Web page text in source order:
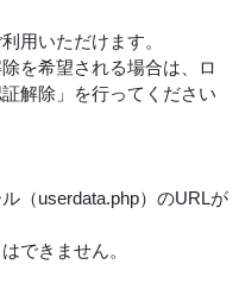
用いただけます。
を希望される場合は、ロ
解除」を行ってください
（userdata.php）のURLが
できません。